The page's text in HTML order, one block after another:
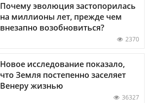
Почему эволюция застопорилась
на миллионы лет, прежде чем
внезапно возобновиться?
2370
Новое исследование показало,
что Земля постепенно заселяет
Венеру жизнью
36327